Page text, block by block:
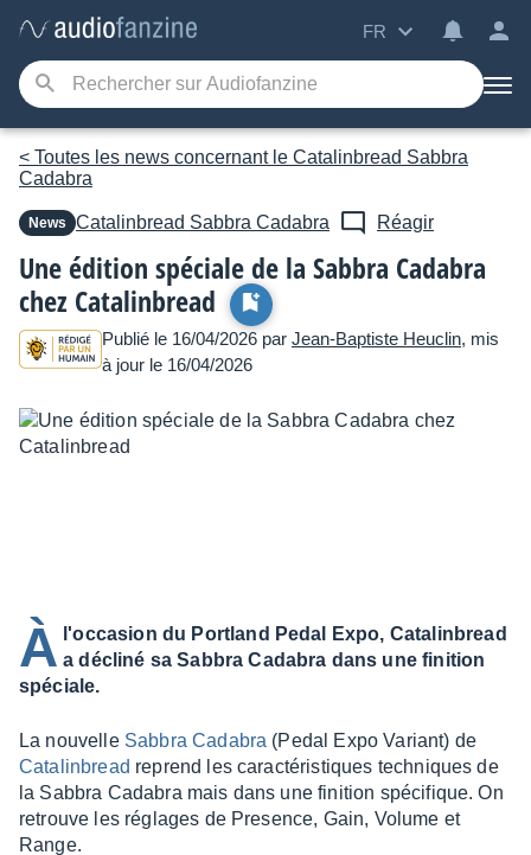
FR
< Toutes les news concernant le Catalinbread Sabbra
Cadabra
News Catalinbread Sabbra Cadabra Réagir
Une édition spéciale de la Sabbra Cadabra
chez Catalinbread
Publié le 16/04/2026 par Jean-Baptiste Heuclin, mis
à jour le 16/04/2026
À l'occasion du Portland Pedal Expo, Catalinbread
a décliné sa Sabbra Cadabra dans une finition
spéciale.
La nouvelle Sabbra Cada­bra (Pedal Expo Variant) de
Cata­lin­bread reprend les carac­té­ris­tiques tech­niques de
la Sabbra Cada­bra mais dans une fini­tion spéci­fique. On
retrouve les réglages de Presence, Gain, Volume et
Range.